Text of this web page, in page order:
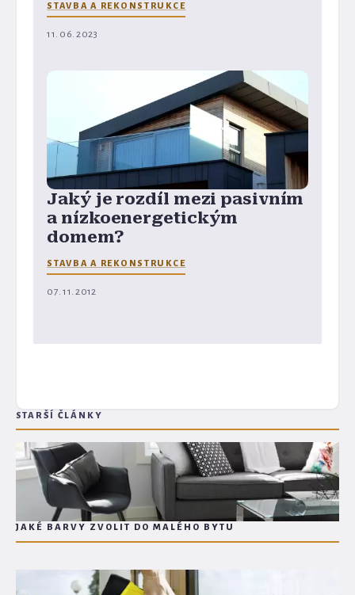
STAVBA A REKONSTRUKCE
11. 06. 2023
Jaký je rozdíl mezi pasivním
a nízkoenergetickým
domem?
STAVBA A REKONSTRUKCE
07. 11. 2012
STARŠÍ ČLÁNKY
JAKÉ BARVY ZVOLIT DO MALÉHO BYTU